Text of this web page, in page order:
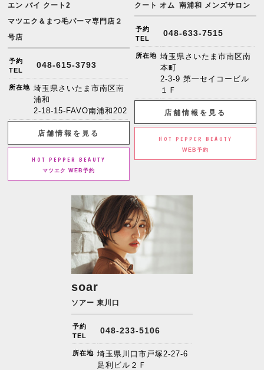
エン バイ クート2
マツエク＆まつ毛パーマ専門店２
号店
予約
TEL
048-615-3793
所在地 埼玉県さいたま市南区南
浦和
2-18-15-FAVO南浦和202
店舗情報を見る
HOT PEPPER BEAUTY
マツエク WEB予約
クート オム 南浦和 メンズサロン
予約
TEL
048-633-7515
所在地 埼玉県さいたま市南区南
本町
2-3-9 第一セイコービル
１Ｆ
店舗情報を見る
HOT PEPPER BEAUTY
WEB予約
soar
ソアー 東川口
予約
TEL
048-233-5106
所在地 埼玉県川口市戸塚2-27-6
足利ビル２Ｆ